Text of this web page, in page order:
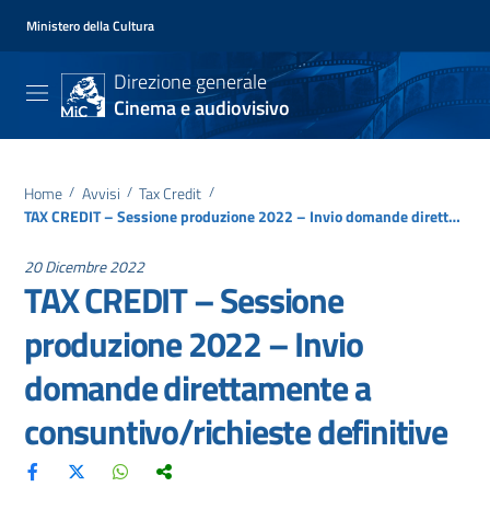
Ministero della Cultura
Direzione generale
Cinema e audiovisivo
Home / Avvisi / Tax Credit /
TAX CREDIT – Sessione produzione 2022 – Invio domande direttamente a consuntivo/richieste definitive
20 Dicembre 2022
TAX CREDIT – Sessione
produzione 2022 – Invio
domande direttamente a
consuntivo/richieste definitive